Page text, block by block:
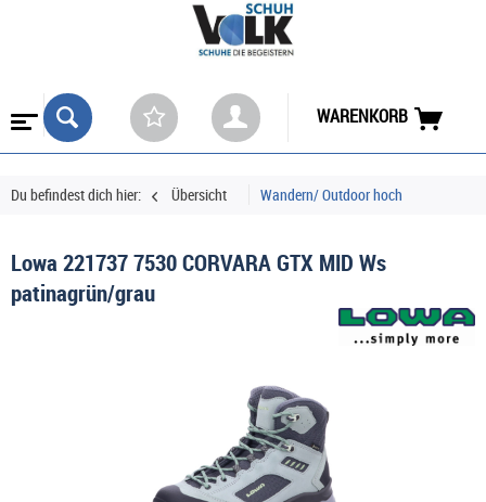
WARENKORB
Du befindest dich hier: Übersicht Wandern/ Outdoor hoch
Lowa 221737 7530 CORVARA GTX MID Ws
patinagrün/grau